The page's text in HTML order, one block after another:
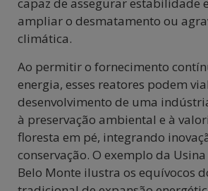
ampliar o desmatamento ou
climática.
Ao permitir o fornecimento
energia, esses reatores podem
desenvolvimento de uma
à preservação ambiental e à
floresta em pé, integrando
conservação. O exemplo da
Belo Monte ilustra os equívocos